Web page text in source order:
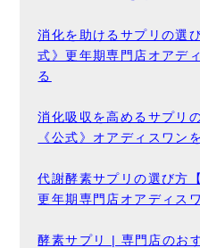
消化を助けるサプリの選
式》更年期専門店オアデ
る
消化吸収を高めるサプリ
《公式》オアディスワン
代謝酵素サプリの選び方
更年期専門店オアディス
酵素サプリ | 専門店のお